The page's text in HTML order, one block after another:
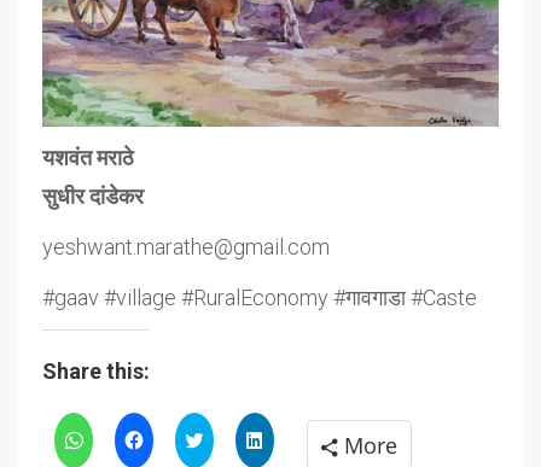
यशवंत मराठे
सुधीर दांडेकर
yeshwant.marathe@gmail.com
#gaav #village #RuralEconomy #गावगाडा #Caste
Share this:
Click
Click
Click
Click
More